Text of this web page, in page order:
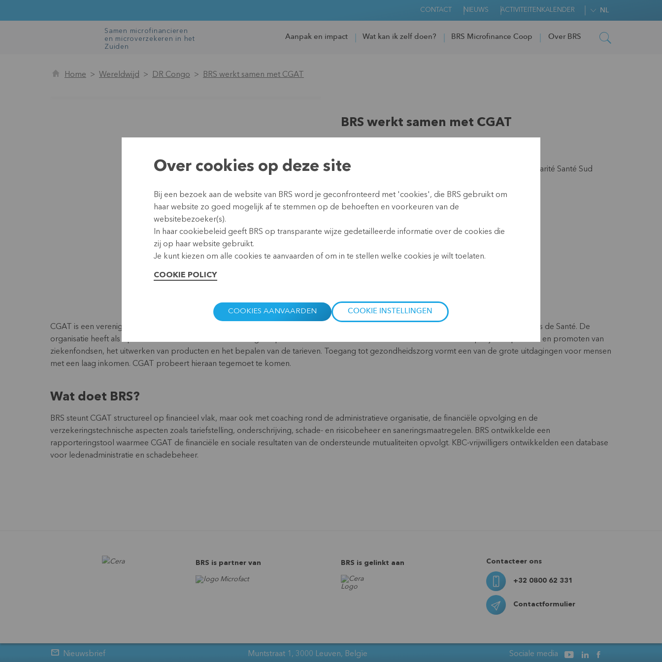
CONTACT NIEUWS ACTIVITEITENKALENDER NL
Samen microfinancieren
en microverzekeren in het
Zuiden
Aanpak en impact Wat kan ik zelf doen? BRS Microfinance Coop Over BRS
Home Wereldwijd DR Congo BRS werkt samen met CGAT
BRS werkt samen met CGAT
Partner:
Christelijke mutualiteit, Wereldsolidariteit, Solidarité Santé Sud
Duurtijd: Sinds 2010
Budget: 165.000 (2019-2021)
Website: www.cgatrdc.over-blog.com/
CGAT is een vereniging zonder winstoogmerk en staat voor Centre de Gestion de Risques et d’Accompagnement Technique des Mutuelles de Santé. De
organisatie heeft als opdracht om mutualiteiten in DR Congo te promoten en technisch te ondersteunen. Ze verleent hulp bij het oprichten en promoten van
ziekenfondsen, het uitwerken van producten en het bepalen van de tarieven. Toegang tot gezondheidszorg vormt een van de grote uitdagingen voor mensen
met een laag inkomen. CGAT probeert hieraan tegemoet te komen.
Wat doet BRS?
BRS steunt CGAT structureel op financieel vlak, maar ook met coaching rond de administratieve organisatie, de financiële opvolging en de
verzekeringstechnische aspecten zoals tariefstelling, onderschrijving, schade- en risicobeheer en saneringsmaatregelen. BRS ontwikkelde een
rapporteringstool waarmee CGAT de financiële en sociale resultaten van de ondersteunde mutualiteiten opvolgt. KBC-vrijwilligers ontwikkelden een database
voor ledenadministratie en schadebeheer.
BRS is partner van BRS is gelinkt aan Contacteer ons
+32 0800 62 331
Contactformulier
Nieuwsbrief Muntstraat 1, 3000 Leuven, Belgïe Sociale media
Over cookies op deze site
Bij een bezoek aan de website van BRS word je geconfronteerd met 'cookies', die BRS gebruikt om
haar website zo goed mogelijk af te stemmen op de behoeften en voorkeuren van de
websitebezoeker(s).
In haar cookiebeleid geeft BRS op transparante wijze gedetailleerde informatie over de cookies die
zij op haar website gebruikt.
Je kunt kiezen om alle cookies te aanvaarden of om in te stellen welke cookies je wilt toelaten.
COOKIE POLICY
COOKIES AANVAARDEN COOKIE INSTELLINGEN